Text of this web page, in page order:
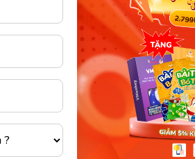
đau âm ỉ ở vùng kín. (Ảnh: Sưu
vùng kín âm ỉ là do bị viêm
Dạng đau âm ỉ này không chỉ
chị em phụ nữ không mang
kiểu đau mà nhiều mẹ bầu mắc
kín âm ỉ thì có thể đi khám và tự